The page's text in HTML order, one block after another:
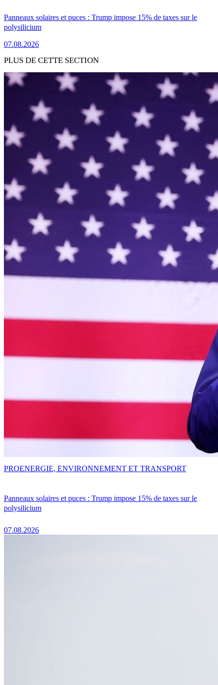
Panneaux solaires et puces : Trump impose 15% de taxes sur le
polysilicium
07.08.2026
PLUS DE CETTE SECTION
Panneaux solaires et puces : Trump impose 15% de taxes sur le
polysilicium
07.08.2026
PROENERGIE, ENVIRONNEMENT ET TRANSPORT